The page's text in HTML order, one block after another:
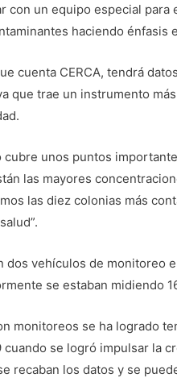
con un equipo especial
haciendo énfasis
cuenta CERCA, tendrá
que trae un instrumento
unos puntos
las mayores
las diez colonias más
dos vehículos de
se estaban midiendo
monitoreos se ha logrado
se logró impulsar la
recaban los datos y se